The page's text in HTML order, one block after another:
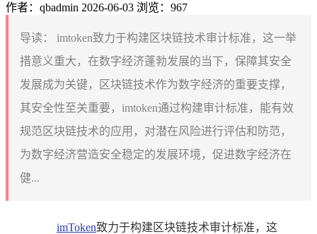
作者：qbadmin 2026-06-03 浏览：967
导读：
imtoken致力于构建区块链技术审计标准，这一举
措意义重大，在数字经济蓬勃发展的当下，保障其安全
发展成为关键，区块链技术作为数字经济的重要支撑，
其安全性至关重要，imtoken通过构建审计标准，能有效
规范区块链技术的应用，对潜在风险进行评估和防范，
为数字经济营造安全稳定的发展环境，促进数字经济在
健...
imToken致力于构建区块链技术审计标准，这